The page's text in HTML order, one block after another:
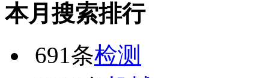
本月搜索排行
691条检测